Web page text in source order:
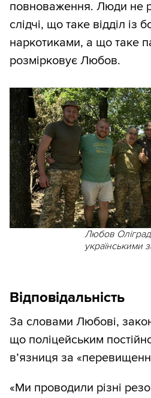
повноваження. Люди не
слідчі, що таке відділ із
наркотиками, а що таке
розмірковує Любов.
Любов
українськими
Відповідальність
За словами Любові,
що поліцейським
в’язниця за
«Ми проводили різні